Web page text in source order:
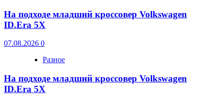
На подходе младший кроссовер Volkswagen
ID.Era 5X
07.08.2026 0
Разное
На подходе младший кроссовер Volkswagen
ID.Era 5X